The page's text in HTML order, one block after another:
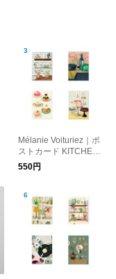
Mélanie Voituriez｜ポ
ストカード KITCHEN
［メール便］
550円